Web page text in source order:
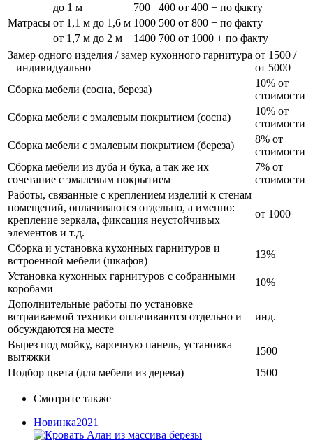
Матрасы
до 1 м 700 400 от 400 + по факту
от 1,1 м до 1,6 м 1000 500 от 800 + по факту
от 1,7 м до 2 м
1400 700 от 1000 + по факту
Замер одного изделия / замер кухонного гарнитура
– индивидуально
от 1500 /
от 5000
Сборка мебели (сосна, береза)
10% от
стоимости
Сборка мебели с эмалевым покрытием (сосна)
10% от
стоимости
Сборка мебели с эмалевым покрытием (береза)
8% от
стоимости
Сборка мебели из дуба и бука, а так же их
сочетание с эмалевым покрытием
7% от
стоимости
Работы, связанные с креплением изделий к стенам
помещений, оплачиваются отдельно, а именно:
крепление зеркала, фиксация неустойчивых
элементов и т.д.
от 1000
Сборка и установка кухонных гарнитуров и
встроенной мебели (шкафов)
13%
Установка кухонных гарнитуров с собранными
коробами
10%
Дополнительные работы по установке
встраиваемой техники оплачиваются отдельно и
обсуждаются на месте
инд.
Вырез под мойку, варочную панель, установка
вытяжки
1500
Подбор цвета (для мебели из дерева)
1500
Смотрите также
Новинка2021